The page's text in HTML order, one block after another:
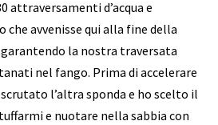
attraversamenti d’acqua e
avvenisse qui alla fine della
la nostra traversata
nel fango. Prima di accelerare
l’altra sponda e ho scelto il
e nuotare nella sabbia con